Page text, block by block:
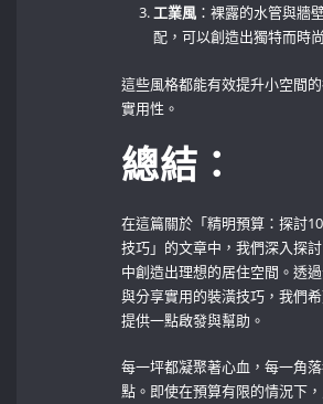
工業風 ：裸露的水管與牆
配，可以創造出獨特而時
這些風格都能有效提升小空間
實用性。
總結：
在這篇關於「精明預算：探討
技巧」的文章中，我們深入探
中創造出理想的居住空間。透
與分享實用的裝潢技巧，我們
提供一點啟發與幫助。
每一坪都凝聚著心血，每一角
點。即使在預算有限的情況下